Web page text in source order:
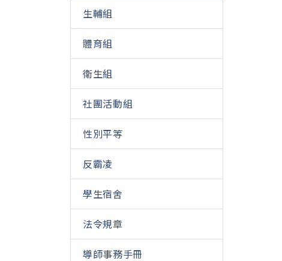
生輔組
體育組
衛生組
社團活動組
性別平等
反霸凌
學生宿舍
法令規章
導師事務手冊